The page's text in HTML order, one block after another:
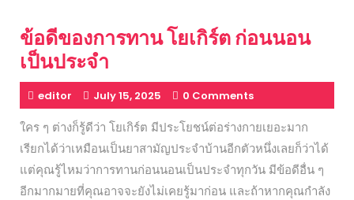
ข้อดีของการทาน โยเกิร์ต ก่อนนอน
เป็นประจำ
editor July 15, 2025 0 Comments
ใคร ๆ ต่างก็รู้ดีว่า โยเกิร์ต มีประโยชน์ต่อร่างกายเยอะมาก
เรียกได้ว่าเหมือนเป็นยาสามัญประจำบ้านอีกตัวหนึ่งเลยก็ว่าได้
แต่คุณรู้ไหมว่าการทานก่อนนอนเป็นประจำทุกวัน มีข้อดีอื่น ๆ
อีกมากมายที่คุณอาจจะยังไม่เคยรู้มาก่อน และถ้าหากคุณกำลัง